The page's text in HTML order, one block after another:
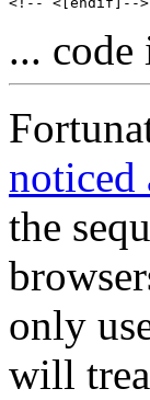
... code
noticed
the
only
will